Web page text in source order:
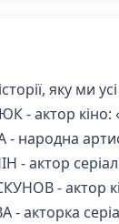
яку ми
- актор кіно:
народна
актор
- актор
- акторка